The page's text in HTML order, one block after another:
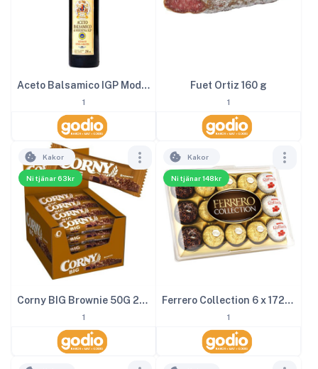
Aceto Balsamico IGP Modena 2
1
Fuet Ortiz 160 g
1
Ni tjänar 63kr
Kakor
Corny BIG Brownie 50G 24st
1
Ni tjänar 148kr
Kakor
Ferrero Collection 6 x 172g 1kg
1